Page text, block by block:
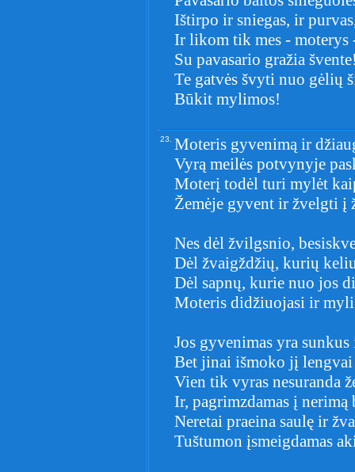
Ištirpo ir sniegas, ir
Ir likom tik mes - moterys
Su pavasario gražia
Te gatvės švyti nuo gėlių
Būkit mylimos!
23. Moteris gyvenimą ir
Vyrą meilės potvynyje
Moterį todėl turi mylėt
Žemėje gyvent ir žvelgti į
Nes dėl žvilgsnio,
Dėl žvaigždžių, kurių
Dėl sapnų, kurie nuo jos
Moteris didžiuojasi ir
Jos gyvenimas yra sunkus
Bet jinai išmoko jį lengvai
Vien tik vyras nesuranda
Ir, pagrimzdamas į nerimą
Neretai praeina saulę ir
Tuštumon įsmeigdamas